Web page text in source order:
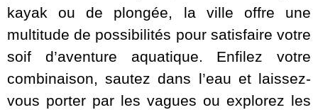
kayak ou de plongée, la ville offre une
multitude de possibilités pour satisfaire votre
soif d’aventure aquatique. Enfilez votre
combinaison, sautez dans l’eau et laissez-
vous porter par les vagues ou explorez les